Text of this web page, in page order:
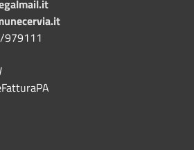
979111